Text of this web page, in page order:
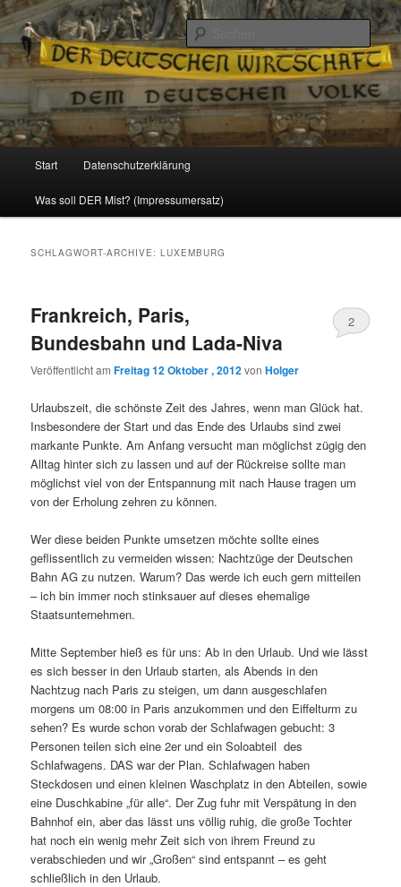
Reizzentrum
Politik, Wirtschaft, Soziales und Gesellschaft
Zum
Inhalt
Zum
sekundären
Start Datenschutzerklärung
Was soll DER Mist? (Impressumersatz)
SCHLAGWORT-ARCHIVE:LUXEMBURG
Frankreich, Paris,
Bundesbahn und Lada-Niva
Veröffentlicht amFreitag 12 Oktober , 2012vonHolger
2
Urlaubszeit, die schönste Zeit des Jahres, wenn man Glück hat.
Insbesondere der Start und das Ende des Urlaubs sind zwei
markante Punkte. Am Anfang versucht man möglichst zügig den
Alltag hinter sich zu lassen und auf der Rückreise sollte man
möglichst viel von der Entspannung mit nach Hause tragen um
von der Erholung zehren zu können.
Wer diese beiden Punkte umsetzen möchte sollte eines
geflissentlich zu vermeiden wissen: Nachtzüge der Deutschen
Bahn AG zu nutzen. Warum? Das werde ich euch gern mitteilen
– ich bin immer noch stinksauer auf dieses ehemalige
Staatsunternehmen.
Mitte September hieß es für uns: Ab in den Urlaub. Und wie lässt
es sich besser in den Urlaub starten, als Abends in den
Nachtzug nach Paris zu steigen, um dann ausgeschlafen
morgens um 08:00 in Paris anzukommen und den Eiffelturm zu
sehen? Es wurde schon vorab der Schlafwagen gebucht: 3
Personen teilen sich eine 2er und ein Soloabteil des
Schlafwagens. DAS war der Plan. Schlafwagen haben
Steckdosen und einen kleinen Waschplatz in den Abteilen, sowie
eine Duschkabine „für alle“. Der Zug fuhr mit Verspätung in den
Bahnhof ein, aber das lässt uns völlig ruhig, die große Tochter
hat noch ein wenig mehr Zeit sich von ihrem Freund zu
verabschieden und wir „Großen“ sind entspannt – es geht
schließlich in den Urlaub.